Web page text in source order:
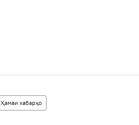
Ҳамаи хабарҳо